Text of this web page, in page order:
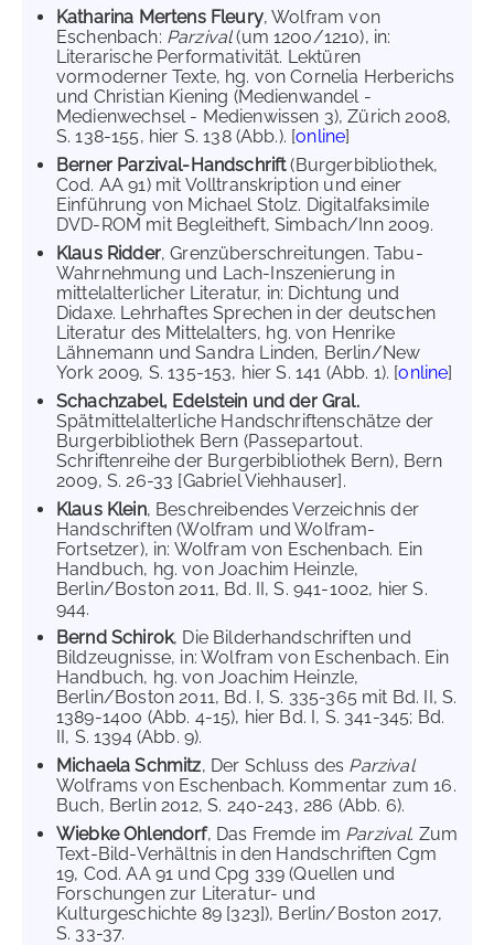
Katharina Mertens Fleury, Wolfram von
Eschenbach: Parzival(um 1200/1210), in:
Literarische Performativität. Lektüren
vormoderner Texte, hg. von Cornelia Herberichs
und Christian Kiening (Medienwandel -
Medienwechsel - Medienwissen 3), Zürich 2008,
S. 138-155, hier S. 138 (Abb.). [online]
Berner Parzival-Handschrift(Burgerbibliothek,
Cod. AA 91) mit Volltranskription und einer
Einführung von Michael Stolz. Digitalfaksimile
DVD-ROM mit Begleitheft, Simbach/Inn 2009.
Klaus Ridder, Grenzüberschreitungen. Tabu-
Wahrnehmung und Lach-Inszenierung in
mittelalterlicher Literatur, in: Dichtung und
Didaxe. Lehrhaftes Sprechen in der deutschen
Literatur des Mittelalters, hg. von Henrike
Lähnemann und Sandra Linden, Berlin/New
York 2009, S. 135-153, hier S. 141 (Abb. 1). [online]
Schachzabel, Edelstein und der Gral.
Spätmittelalterliche Handschriftenschätze der
Burgerbibliothek Bern (Passepartout.
Schriftenreihe der Burgerbibliothek Bern), Bern
2009, S. 26-33 [Gabriel Viehhauser].
Klaus Klein, Beschreibendes Verzeichnis der
Handschriften (Wolfram und Wolfram-
Fortsetzer), in: Wolfram von Eschenbach. Ein
Handbuch, hg. von Joachim Heinzle,
Berlin/Boston 2011, Bd. II, S. 941-1002, hier S.
944.
Bernd Schirok, Die Bilderhandschriften und
Bildzeugnisse, in: Wolfram von Eschenbach. Ein
Handbuch, hg. von Joachim Heinzle,
Berlin/Boston 2011, Bd. I, S. 335-365 mit Bd. II, S.
1389-1400 (Abb. 4-15), hier Bd. I, S. 341-345; Bd.
II, S. 1394 (Abb. 9).
Michaela Schmitz, Der Schluss des Parzival
Wolframs von Eschenbach. Kommentar zum 16.
Buch, Berlin 2012, S. 240-243, 286 (Abb. 6).
Wiebke Ohlendorf, Das Fremde im Parzival. Zum
Text-Bild-Verhältnis in den Handschriften Cgm
19, Cod. AA 91 und Cpg 339 (Quellen und
Forschungen zur Literatur- und
Kulturgeschichte 89 [323]), Berlin/Boston 2017,
S. 33-37.